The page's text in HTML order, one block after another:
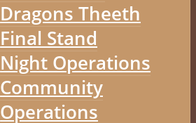
Dragons Theeth
Final Stand
Night Operations
Community
Operations